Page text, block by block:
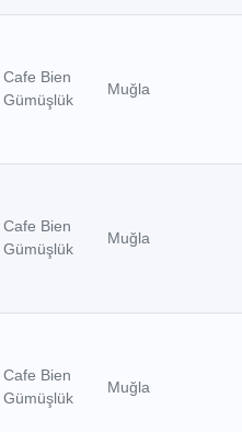
Cafe Bien
Gümüşlük
Muğla
Cafe Bien
Gümüşlük
Muğla
Cafe Bien
Gümüşlük
Muğla